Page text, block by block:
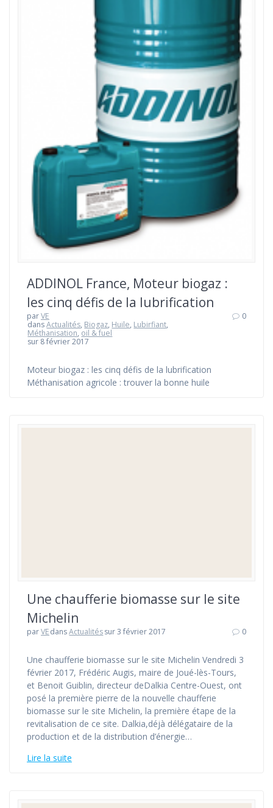
ADDINOL France, Moteur biogaz :
les cinq défis de la lubrification
parVE
dansActualités, Biogaz, Huile, Lubirfiant,
Méthanisation, oil & fuel
sur 8 février 2017
0
Moteur biogaz : les cinq défis de la lubrification
Méthanisation agricole : trouver la bonne huile
Une chaufferie biomasse sur le site
Michelin
parVEdansActualitéssur 3 février 2017 0
Une chaufferie biomasse sur le site Michelin Vendredi 3
février 2017, Frédéric Augis, maire de Joué-lès-Tours,
et Benoit Guiblin, directeur deDalkia Centre-Ouest, ont
posé la première pierre de la nouvelle chaufferie
biomasse sur le site Michelin, la première étape de la
revitalisation de ce site. Dalkia,déjà délégataire de la
production et de la distribution d’énergie…
Lire la suite